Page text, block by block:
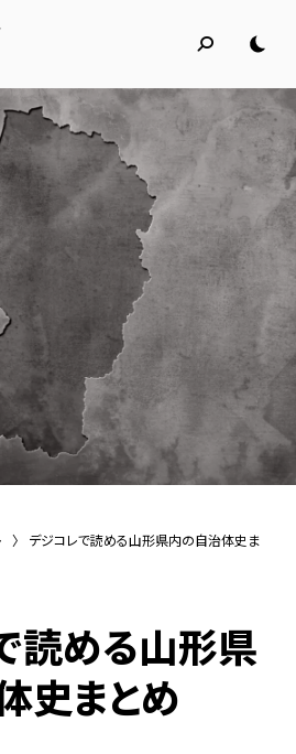
〉
デジコレで読める山形県内の自治体史ま
読める山形県
史まとめ